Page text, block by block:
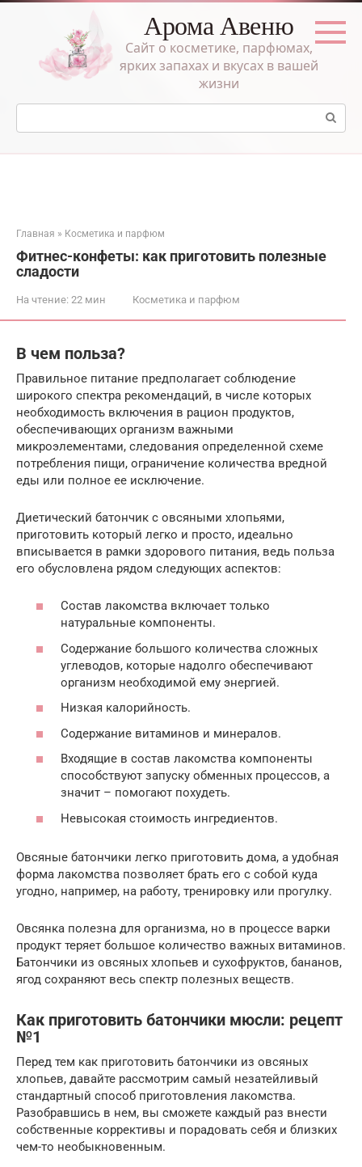
Перейти
Арома Авеню
Сайт о косметике, парфюмах,
ярких запахах и вкусах в вашей
жизни
Поиск:
Главная » Косметика и парфюм
Фитнес-конфеты: как приготовить полезные
сладости
На чтение: 22 мин Косметика и парфюм
В чем польза?
Правильное питание предполагает соблюдение
широкого спектра рекомендаций, в числе которых
необходимость включения в рацион продуктов,
обеспечивающих организм важными
микроэлементами, следования определенной схеме
потребления пищи, ограничение количества вредной
еды или полное ее исключение.
Диетический батончик с овсяными хлопьями,
приготовить который легко и просто, идеально
вписывается в рамки здорового питания, ведь польза
его обусловлена рядом следующих аспектов:
Состав лакомства включает только
натуральные компоненты.
Содержание большого количества сложных
углеводов, которые надолго обеспечивают
организм необходимой ему энергией.
Низкая калорийность.
Содержание витаминов и минералов.
Входящие в состав лакомства компоненты
способствуют запуску обменных процессов, а
значит – помогают похудеть.
Невысокая стоимость ингредиентов.
Овсяные батончики легко приготовить дома, а удобная
форма лакомства позволяет брать его с собой куда
угодно, например, на работу, тренировку или прогулку.
Овсянка полезна для организма, но в процессе варки
продукт теряет большое количество важных витаминов.
Батончики из овсяных хлопьев и сухофруктов, бананов,
ягод сохраняют весь спектр полезных веществ.
Как приготовить батончики мюсли: рецепт
№1
Перед тем как приготовить батончики из овсяных
хлопьев, давайте рассмотрим самый незатейливый
стандартный способ приготовления лакомства.
Разобравшись в нем, вы сможете каждый раз внести
собственные коррективы и порадовать себя и близких
чем-то необыкновенным.